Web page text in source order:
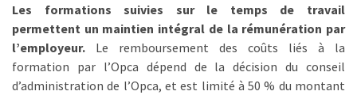
CPF
les
Les formations suivies sur le temps de travail
permettent un maintien intégral de la rémunération par
l’employeur. Le remboursement des coûts liés à la
formation par l’Opca dépend de la décision du conseil
d’administration de l’Opca, et est limité à 50 % du montant